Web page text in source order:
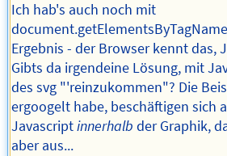
Ich hab's auch noch mit
Ergebnis - der Browser kennt das,
Gibts da irgendeine Lösung, mit
des svg "'reinzukommen"? Die
ergoogelt habe, beschäftigen sich
Javascriptinnerhalb der Graphik,
aber aus...